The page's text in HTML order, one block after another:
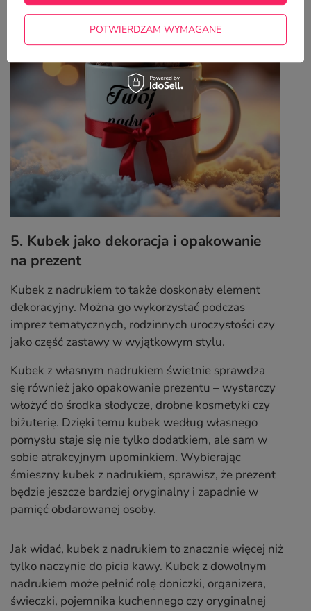
5. Kubek jako dekoracja i opakowanie
na prezent
Kubek z nadrukiem to także doskonały element
dekoracyjny. Można go wykorzystać podczas
imprez tematycznych, rodzinnych uroczystości czy
jako część zastawy w wyjątkowym stylu.
Kubek z własnym nadrukiem świetnie sprawdza
się również jako opakowanie prezentu – wystarczy
włożyć do środka słodycze, drobne kosmetyki czy
biżuterię. Dzięki temu kubek według własnego
pomysłu staje się nie tylko dodatkiem, ale sam w
sobie atrakcyjnym upominkiem. Wybierając
śmieszny kubek z nadrukiem, sprawisz, że prezent
będzie jeszcze bardziej oryginalny i zapadnie w
pamięć obdarowanej osoby.
Jak widać, kubek z nadrukiem to znacznie więcej niż
tylko naczynie do picia kawy. Kubek z dowolnym
nadrukiem może pełnić rolę doniczki, organizera,
świeczki, pojemnika kuchennego czy oryginalnej
POTWIERDZAM WYMAGANE